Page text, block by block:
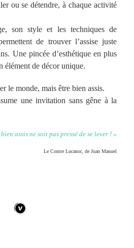
ou se détendre, à chaque activité
son style et les techniques de
de trouver l’assise juste
Une pincée d’esthétique en plus
élément de décor unique.
le monde, mais être bien assis.
une invitation sans gêne à la
assis ne soit pas pressé de se lever ! »
Le Comte Lucanor, de Juan Manuel